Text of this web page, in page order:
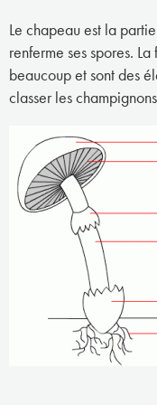
Le chapeau est la
renferme ses spores.
beaucoup et sont des
classer les